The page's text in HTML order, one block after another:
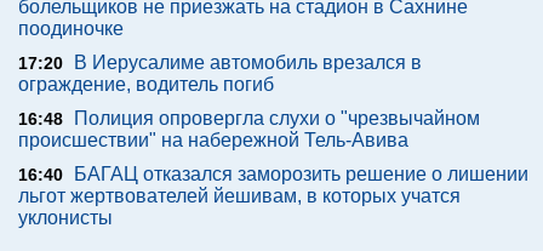
болельщиков не приезжать на стадион в Сахнине
поодиночке
17:20
В Иерусалиме автомобиль врезался в
ограждение, водитель погиб
16:48
Полиция опровергла слухи о "чрезвычайном
происшествии" на набережной Тель-Авива
16:40
БАГАЦ отказался заморозить решение о лишении
льгот жертвователей йешивам, в которых учатся
уклонисты